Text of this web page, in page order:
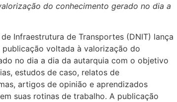
do conhecimento gerado no dia a
Infraestrutura de Transportes (DNIT) lança
voltada à valorização do
no dia a dia da autarquia com o objetivo
estudos de caso, relatos de
artigos de opinião e aprendizados
suas rotinas de trabalho. A publicação